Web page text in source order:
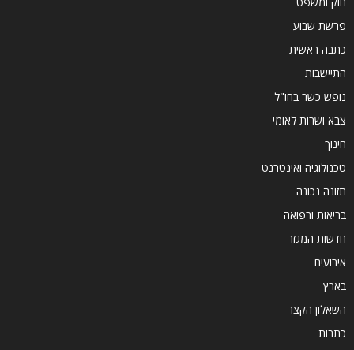
פרשת שבוע
כתבה ראשית
התיישבות
נופש כשר בחו"ל
צבא ושרות לאומי
חינוך
טכנולוגיה ואינטרנט
תזונה נכונה
בריאות ורפואה
חדשות המגזר
אירועים
בארץ
השאלון הקצר
כתבות